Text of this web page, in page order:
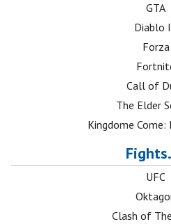
GTA
Diablo
Forza
Call of
The Elder
Kingdome Come:
UFC
Clash of